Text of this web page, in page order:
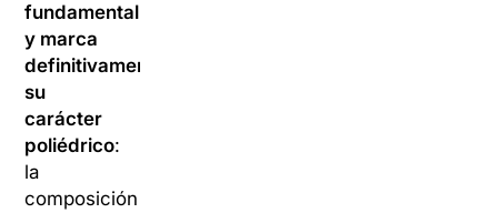
fundamental
y marca
definitivamente
su
carácter
poliédrico:
la
composición